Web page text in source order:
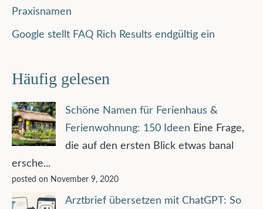
Praxisnamen
Google stellt FAQ Rich Results endgültig ein
Häufig gelesen
Schöne Namen für Ferienhaus &
Ferienwohnung: 150 Ideen Eine Frage,
die auf den ersten Blick etwas banal
ersche...
posted on November 9, 2020
Arztbrief übersetzen mit ChatGPT: So